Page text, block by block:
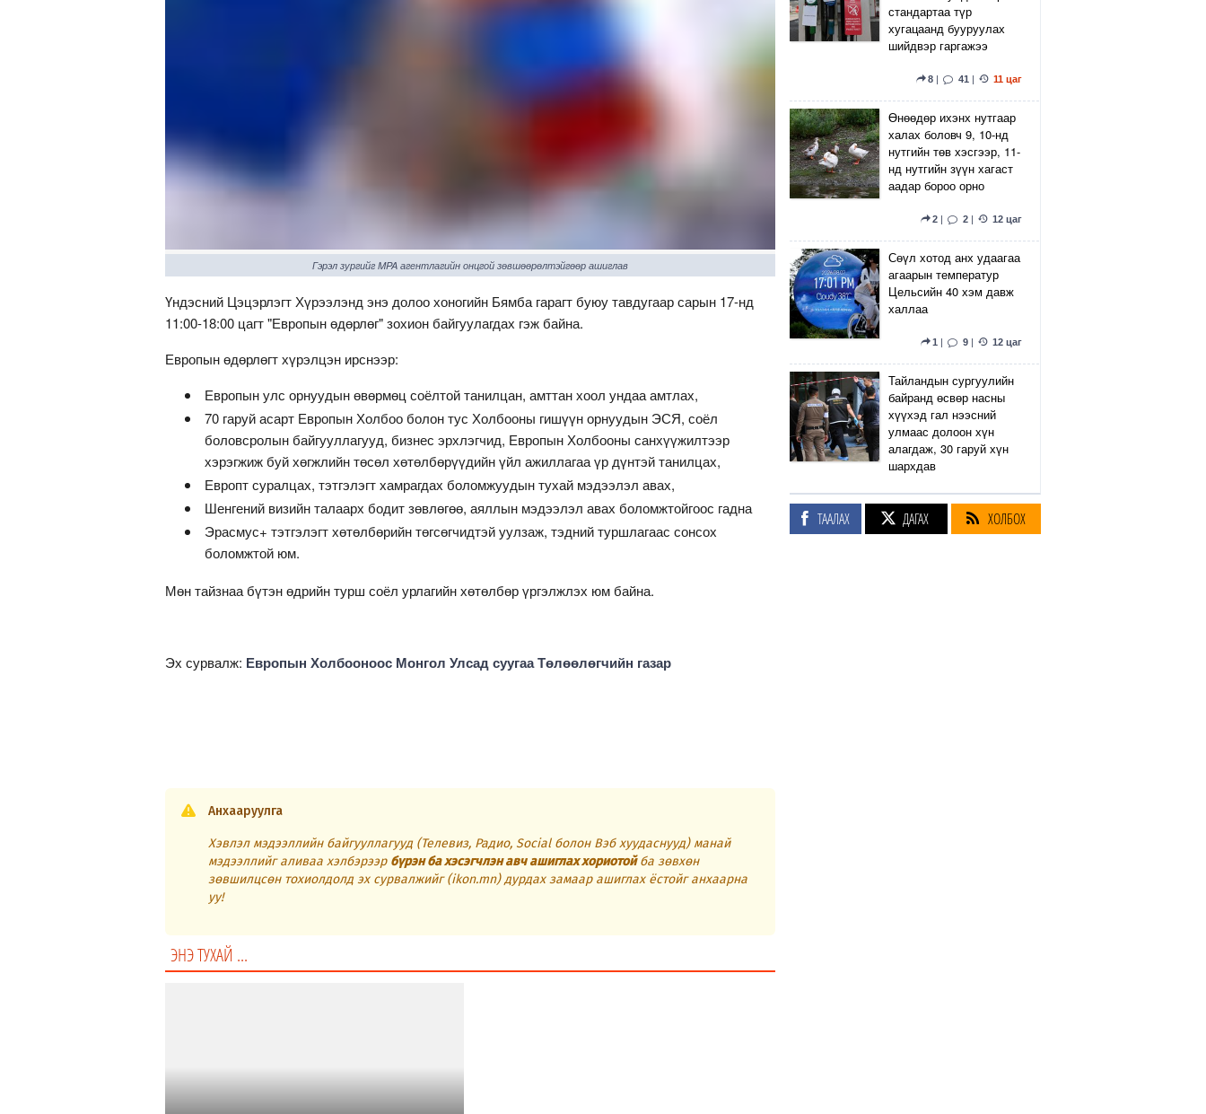
Гэрэл зургийг MPA агентлагийн онцгой зөвшөөрөлтэйгөөр ашиглав
Үндэсний Цэцэрлэгт Хүрээлэнд энэ долоо хоногийн Бямба гарагт буюу тавдугаар сарын 17-нд
11:00-18:00 цагт "Европын өдөрлөг" зохион байгуулагдах гэж байна.
Европын өдөрлөгт хүрэлцэн ирснээр:
Европын улс орнуудын өвөрмөц соёлтой танилцан, амттан хоол ундаа амтлах,
70 гаруй асарт Европын Холбоо болон тус Холбооны гишүүн орнуудын ЭСЯ, соёл
боловсролын байгууллагууд, бизнес эрхлэгчид, Европын Холбооны санхүүжилтээр
хэрэгжиж буй хөгжлийн төсөл хөтөлбөрүүдийн үйл ажиллагаа үр дүнтэй танилцах,
Европт суралцах, тэтгэлэгт хамрагдах боломжуудын тухай мэдээлэл авах,
Шенгений визийн талаарх бодит зөвлөгөө, аяллын мэдээлэл авах боломжтойгоос гадна
Эрасмус+ тэтгэлэгт хөтөлбөрийн төгсөгчидтэй уулзаж, тэдний туршлагаас сонсох
боломжтой юм.
Мөн тайзнаа бүтэн өдрийн турш соёл урлагийн хөтөлбөр үргэлжлэх юм байна.
Эх сурвалж: Европын Холбооноос Монгол Улсад суугаа Төлөөлөгчийн газар
Анхааруулга
Хэвлэл мэдээллийн байгууллагууд (Телевиз, Радио, Social болон Вэб хуудаснууд) манай
мэдээллийг аливаа хэлбэрээр бүрэн ба хэсэгчлэн авч ашиглах хориотойба зөвхөн
зөвшилцсөн тохиолдолд эх сурвалжийг (ikon.mn) дурдах замаар ашиглах ёстойг анхаарна
уу!
ЭНЭ ТУХАЙ ...
стандартаа түр
хугацаанд бууруулах
шийдвэр гаргажээ
8 | 41 | 11 цаг
Өнөөдөр ихэнх нутгаар
халах боловч 9, 10-нд
нутгийн төв хэсгээр, 11-
нд нутгийн зүүн хагаст
аадар бороо орно
2 | 2 | 12 цаг
Сөүл хотод анх удаагаа
агаарын температур
Цельсийн 40 хэм давж
халлаа
1 | 9 | 12 цаг
Тайландын сургуулийн
байранд өсвөр насны
хүүхэд гал нээсний
улмаас долоон хүн
алагдаж, 30 гаруй хүн
шархдав
Екатеринбург хот дахь
ТААЛАХ ДАГАХ ХОЛБОХ